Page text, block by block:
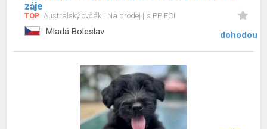
záje
TOP Australský ovčák Na prodej s PP FCI
Mladá Boleslav dohodou